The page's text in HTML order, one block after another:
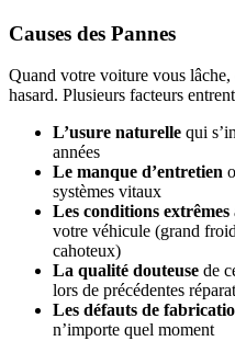
Causes des Pannes
Quand votre voiture vous lâche,
hasard. Plusieurs facteurs
L’usure naturelle qui
années
Le manque d’entretien
systèmes vitaux
Les conditions extrêmes
votre véhicule (grand
cahoteux)
La qualité douteuse de
lors de précédentes
Les défauts de
n’importe quel moment